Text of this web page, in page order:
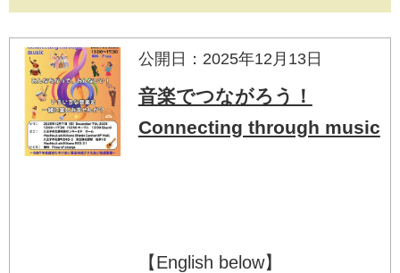
公開日：2025年12月13日
音楽でつながろう！
Connecting through music
【English below】